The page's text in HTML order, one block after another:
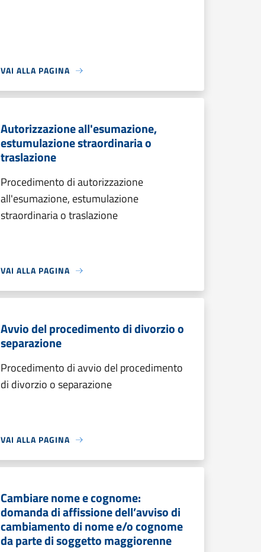
VAI ALLA PAGINA
Autorizzazione all'esumazione,
estumulazione straordinaria o
traslazione
Procedimento di autorizzazione
all'esumazione, estumulazione
straordinaria o traslazione
VAI ALLA PAGINA
Avvio del procedimento di divorzio o
separazione
Procedimento di avvio del procedimento
di divorzio o separazione
VAI ALLA PAGINA
Cambiare nome e cognome:
domanda di affissione dell’avviso di
cambiamento di nome e/o cognome
da parte di soggetto maggiorenne